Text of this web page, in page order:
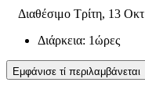
Διαθέσιμο Τρίτη, 13 Οκτ
Διάρκεια: 1ώρες
Εμφάνισε τί περιλαμβάνεται